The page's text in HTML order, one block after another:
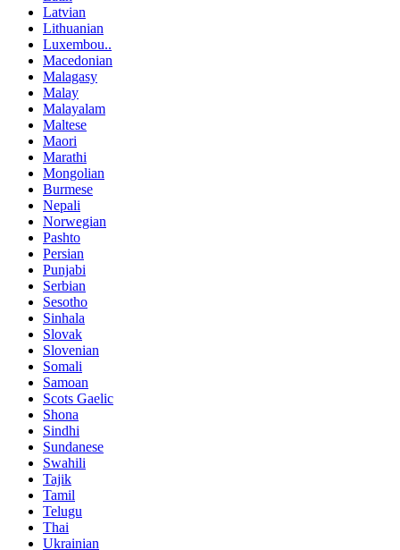
Latvian
Lithuanian
Luxembou..
Macedonian
Malagasy
Malay
Malayalam
Maltese
Maori
Marathi
Mongolian
Burmese
Nepali
Norwegian
Pashto
Persian
Punjabi
Serbian
Sesotho
Sinhala
Slovak
Slovenian
Somali
Samoan
Scots Gaelic
Shona
Sindhi
Sundanese
Swahili
Tajik
Tamil
Telugu
Thai
Ukrainian